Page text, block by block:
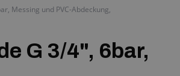
Messing und PVC-Abdeckung,
G 3/4", 6bar,